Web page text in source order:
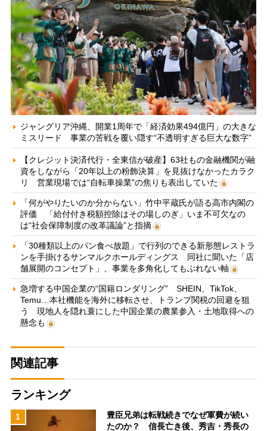
ジャングリア沖縄、開業1周年で「経済効果494億円」の大きな
ミスリード 事業の苦戦を覆い隠す“不透明すぎる巨大な数字”
【クレジット決済代行・全東信が破産】63社もの金融機関が融
資をしながら「20年以上の粉飾決算」を見抜けなかったカラク
リ 営業現場では“自転車操業”の焦りも表出していた
「何がやりたいのか分からない」竹中平蔵氏が語る高市内閣の
評価 「給付付き税額控除はその場しのぎ」いま不可欠なの
は“社会保障制度の改革議論”と指摘
「30種類以上のパン食べ放題」で行列のできる新形態レストラ
ンを手掛けるサンマルクホールディングス 同社に聞いた「店
舗展開のコンセプト」、事業を多角化してもぶれない軸
急増する中国企業の“国籍ロンダリング” SHEIN、TikTok、
Temu…本社機能を海外に移転させ、トランプ関税の回避を狙
う 現地人を隠れ蓑にした中国企業の農業参入・土地取得への
懸念も
関連記事
ランキング
1
豊臣兄弟は転戦続きでなぜ軍費が続い
たのか？ 信長亡き後、秀吉・秀長の